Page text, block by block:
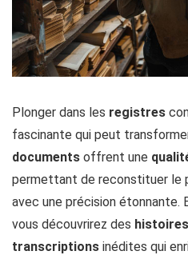
Plonger dans les registres
fascinante qui peut
documents offrent une
permettant de reconstituer le
avec une précision étonnante.
vous découvrirez des histoires
transcriptions inédites qui